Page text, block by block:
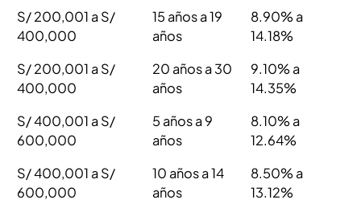
S/ 200,001 a S/
400,000
15 años a 19
años
8.90% a
14.18%
S/ 200,001 a S/
400,000
20 años a 30
años
9.10% a
14.35%
S/ 400,001 a S/
600,000
5 años a 9
años
8.10% a
12.64%
S/ 400,001 a S/
600,000
10 años a 14
años
8.50% a
13.12%